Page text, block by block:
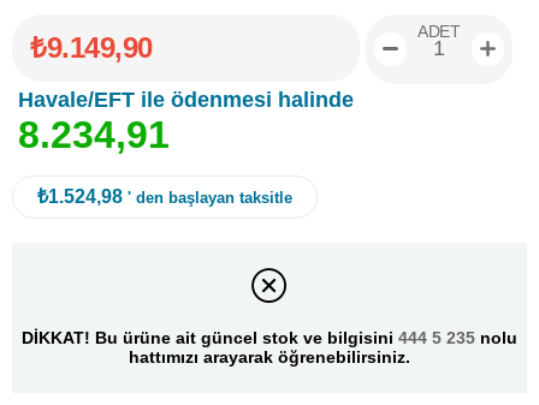
₺9.149,90
Havale/EFT ile ödenmesi halinde
8.234,91
ADET
₺1.524,98 ' den başlayan taksitle
DİKKAT! Bu ürüne ait güncel stok ve bilgisini 444 5 235 nolu
hattımızı arayarak öğrenebilirsiniz.